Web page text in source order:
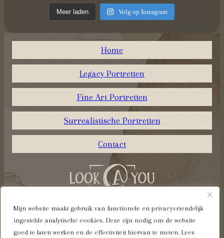
Mijn website maakt gebruik van functionele en privacyvriendelijk
ingestelde analytische cookies. Deze zijn nodig om de website
goed te laten werken en de effectiviteit hiervan te meten. Lees
Meer laden Volg op Instagram
Home
Legacy Portretten
Fine Art Portretten
Surrealistische Portretten
Contact
Algemene voorwaarden